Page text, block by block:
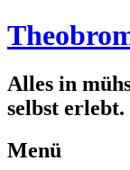
Alles in
selbst erlebt.
Menü